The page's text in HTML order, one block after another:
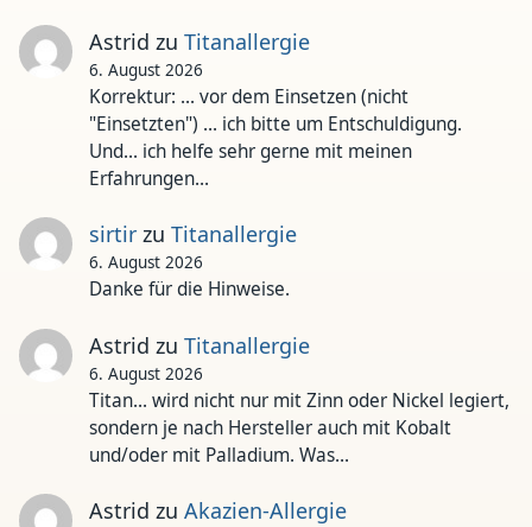
Astrid zu Titanallergie
6. August 2026
Korrektur: ... vor dem Einsetzen (nicht
"Einsetzten") ... ich bitte um Entschuldigung.
Und... ich helfe sehr gerne mit meinen
Erfahrungen…
sirtirzu Titanallergie
6. August 2026
Danke für die Hinweise.
Astrid zu Titanallergie
6. August 2026
Titan... wird nicht nur mit Zinn oder Nickel legiert,
sondern je nach Hersteller auch mit Kobalt
und/oder mit Palladium. Was…
Astrid zu Akazien-Allergie